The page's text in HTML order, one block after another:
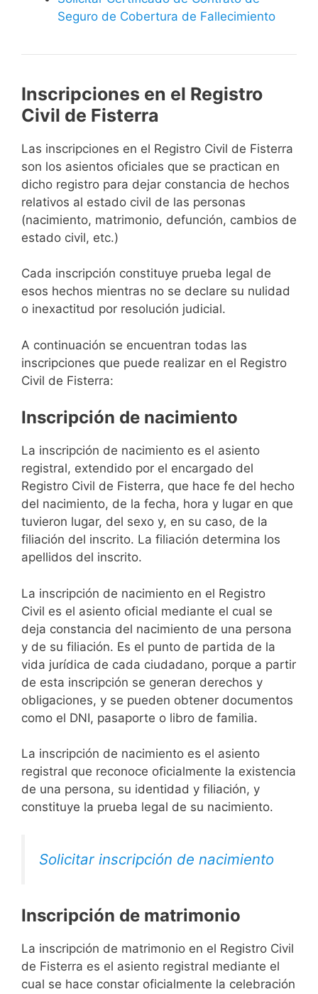
Seguro de Cobertura de Fallecimiento
Inscripciones en el Registro
Civil de Fisterra
Las inscripciones en el Registro Civil de Fisterra
son los asientos oficiales que se practican en
dicho registro para dejar constancia de hechos
relativos al estado civil de las personas
(nacimiento, matrimonio, defunción, cambios de
estado civil, etc.)
Cada inscripción constituye prueba legal de
esos hechos mientras no se declare su nulidad
o inexactitud por resolución judicial.
A continuación se encuentran todas las
inscripciones que puede realizar en el Registro
Civil de Fisterra:
Inscripción de nacimiento
La inscripción de nacimiento es el asiento
registral, extendido por el encargado del
Registro Civil de Fisterra, que hace fe del hecho
del nacimiento, de la fecha, hora y lugar en que
tuvieron lugar, del sexo y, en su caso, de la
filiación del inscrito. La filiación determina los
apellidos del inscrito.
La inscripción de nacimiento en el Registro
Civil es el asiento oficial mediante el cual se
deja constancia del nacimiento de una persona
y de su filiación. Es el punto de partida de la
vida jurídica de cada ciudadano, porque a partir
de esta inscripción se generan derechos y
obligaciones, y se pueden obtener documentos
como el DNI, pasaporte o libro de familia.
La inscripción de nacimiento es el asiento
registral que reconoce oficialmente la existencia
de una persona, su identidad y filiación, y
constituye la prueba legal de su nacimiento.
Solicitar inscripción de nacimiento
Inscripción de matrimonio
La inscripción de matrimonio en el Registro Civil
de Fisterra es el asiento registral mediante el
cual se hace constar oficialmente la celebración